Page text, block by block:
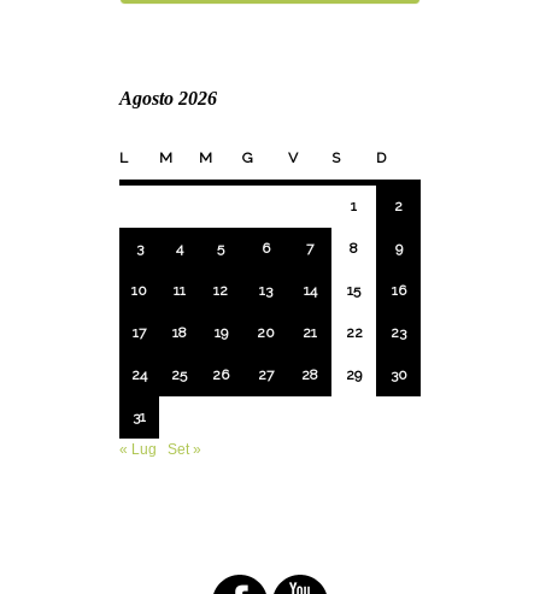
Agosto 2026
L M M G V S D
1 2
3 4 5 6 7 8 9
10 11 12 13 14 15 16
17 18 19 20 21 22 23
24 25 26 27 28 29 30
31
« Lug
Set »